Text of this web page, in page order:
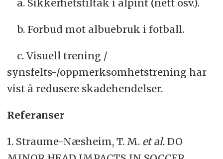
a. Sikkerhetstiltak i alpint (nett osv.).
b. Forbud mot albuebruk i fotball.
c. Visuell trening /
synsfelts-/oppmerksomhetstrening har
vist å redusere skadehendelser.
Referanser
1. Straume-Næsheim, T. M.et al.DO